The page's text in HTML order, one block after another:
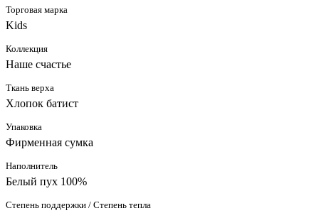
Торговая марка
Kids
Коллекция
Наше счастье
Ткань верха
Хлопок батист
Упаковка
Фирменная сумка
Наполнитель
Белый пух 100%
Степень поддержки / Степень тепла